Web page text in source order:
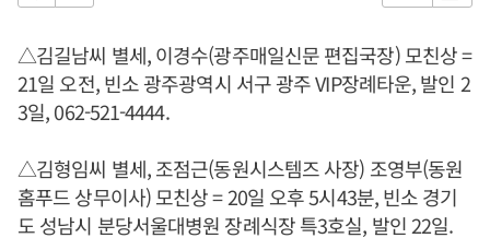
△김길남씨 별세, 이경수(광주매일신문 편집국장) 모친상 =
21일 오전, 빈소 광주광역시 서구 광주 VIP장례타운, 발인 2
3일, 062-521-4444.
△김형임씨 별세, 조점근(동원시스템즈 사장) 조영부(동원
홈푸드 상무이사) 모친상 = 20일 오후 5시43분, 빈소 경기
도 성남시 분당서울대병원 장례식장 특3호실, 발인 22일.